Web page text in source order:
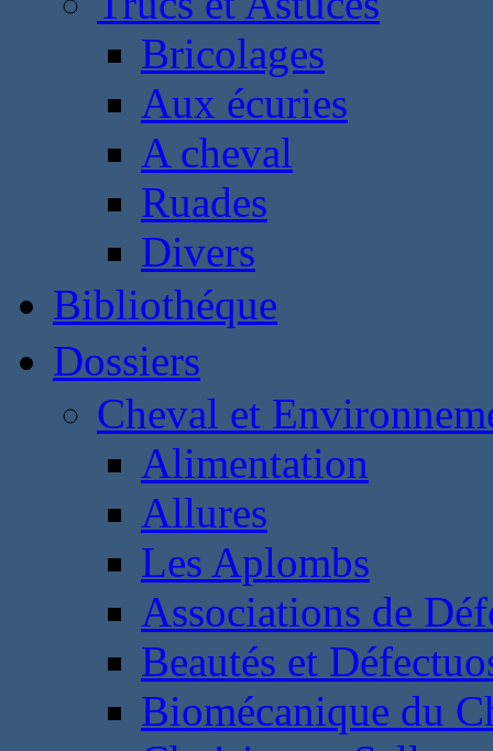
Bricolages
Aux écuries
A cheval
Ruades
Divers
Bibliothéque
Dossiers
Cheval et
Alimentation
Allures
Les Aplombs
Associations de
Beautés et
Biomécanique du